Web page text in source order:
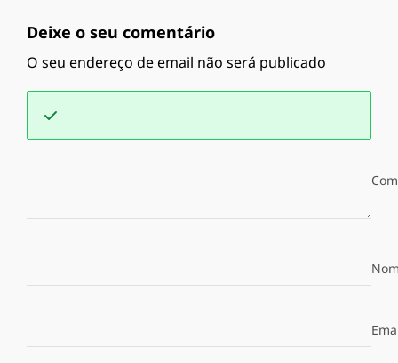
Deixe o seu comentário
O seu endereço de email não será publicado